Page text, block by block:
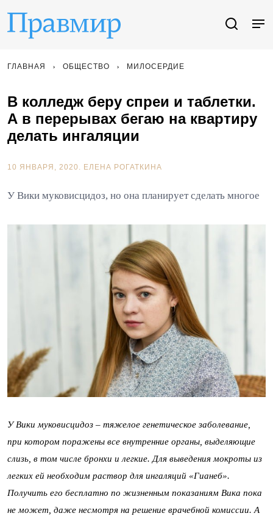
ГЛАВНАЯ ОБЩЕСТВО МИЛОСЕРДИЕ
В колледж беру спреи и таблетки.
А в перерывах бегаю на квартиру
делать ингаляции
10 ЯНВАРЯ, 2020. ЕЛЕНА РОГАТКИНА
У Вики муковисцидоз, но она планирует сделать многое
У Вики муковисцидоз – тяжелое генетическое заболевание,
при котором поражены все внутренние органы, выделяющие
слизь, в том числе бронхи и легкие. Для выведения мокроты из
легких ей необходим раствор для ингаляций «Гианеб».
Получить его бесплатно по жизненным показаниям Вика пока
не может, даже несмотря на решение врачебной комиссии. А